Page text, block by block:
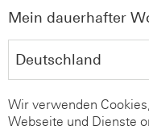
Mein dauerhafter
Wir verwenden
Webseite und Dienste